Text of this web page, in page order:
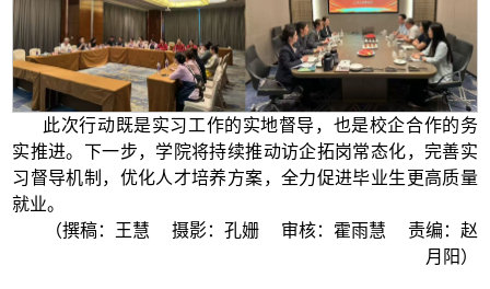
此次行动既是实习工作的实地督导，也是校企合作的务
实推进。下一步，学院将持续推动访企拓岗常态化，完善实
习督导机制，优化人才培养方案，全力促进毕业生更高质量
就业。
（撰稿：王慧 摄影：孔姗 审核：霍雨慧 责编：赵
月阳）